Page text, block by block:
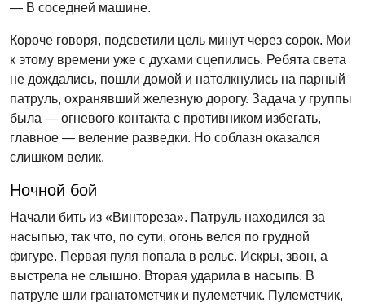
— В соседней машине.
Короче говоря, подсветили цель минут через сорок. Мои
к этому времени уже с духами сцепились. Ребята света
не дождались, пошли домой и натолкнулись на парный
патруль, охранявший железную дорогу. Задача у группы
была — огневого контакта с противником избегать,
главное — веление разведки. Но соблазн оказался
слишком велик.
Ночной бой
Начали бить из «Винтореза». Патруль находился за
насыпью, так что, по сути, огонь велся по грудной
фигуре. Первая пуля попала в рельс. Искры, звон, а
выстрела не слышно. Вторая ударила в насыпь. В
патруле шли гранатометчик и пулеметчик. Пулеметчик,